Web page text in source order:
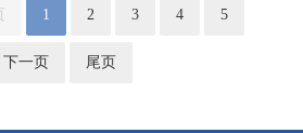
1 2 3 4 5
下一页 尾页